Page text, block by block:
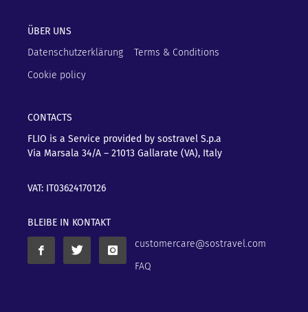
ÜBER UNS
Datenschutzerklärung
Terms & Conditions
Cookie policy
CONTACTS
FLIO is a Service provided by sostravel S.p.a
Via Marsala 34/A – 21013 Gallarate (VA), Italy
VAT: IT03624170126
BLEIBE IN KONTAKT
customercare@sostravel.com
FAQ